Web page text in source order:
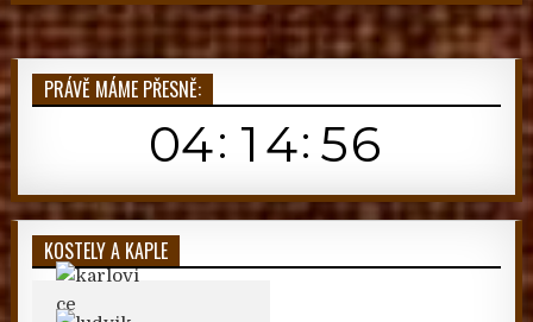
PRÁVĚ MÁME PŘESNĚ:
KOSTELY A KAPLE